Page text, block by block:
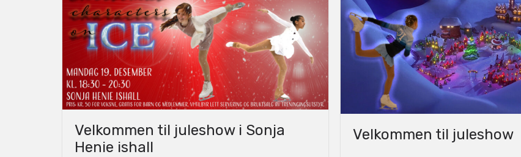
Velkommen til juleshow i Sonja
Henie ishall
Velkommen til juleshow